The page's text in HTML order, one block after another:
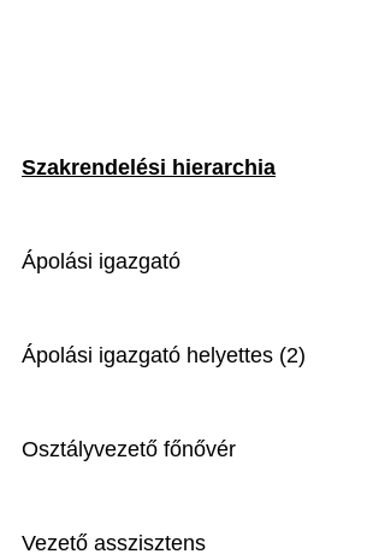
Szakrendelési hierarchia
Ápolási igazgató
Ápolási igazgató helyettes (2)
Osztályvezető főnővér
Vezető asszisztens